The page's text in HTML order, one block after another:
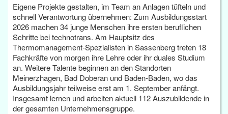
Eigene Projekte gestalten, im Team an Anlagen tüfteln und
schnell Verantwortung übernehmen: Zum Ausbildungsstart
2026 machen 34 junge Menschen ihre ersten beruflichen
Schritte bei technotrans. Am Hauptsitz des
Thermomanagement-Spezialisten in Sassenberg treten 18
Fachkräfte von morgen ihre Lehre oder ihr duales Studium
an. Weitere Talente beginnen an den Standorten
Meinerzhagen, Bad Doberan und Baden-Baden, wo das
Ausbildungsjahr teilweise erst am 1. September anfängt.
Insgesamt lernen und arbeiten aktuell 112 Auszubildende in
der gesamten Unternehmensgruppe.